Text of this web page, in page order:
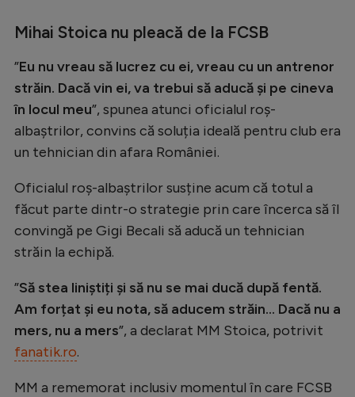
Tenis
Handbal
Formula 1
Gimnastică
Auto
Rugby
Ciclism
Alte sporturi
Mihai Stoica nu pleacă de la FCSB
”Eu nu vreau să lucrez cu ei, vreau cu un antrenor
străin. Dacă vin ei, va trebui să aducă și pe cineva
în locul meu”, spunea atunci oficialul roș-
albaștrilor, convins că soluția ideală pentru club era
un tehnician din afara României.
Oficialul roș-albaștrilor susține acum că totul a
făcut parte dintr-o strategie prin care încerca să îl
convingă pe Gigi Becali să aducă un tehnician
străin la echipă.
”Să stea liniștiți și să nu se mai ducă după fentă.
Am forțat și eu nota, să aducem străin… Dacă nu a
mers, nu a mers”, a declarat MM Stoica, potrivit
fanatik.ro.
MM a rememorat inclusiv momentul în care FCSB